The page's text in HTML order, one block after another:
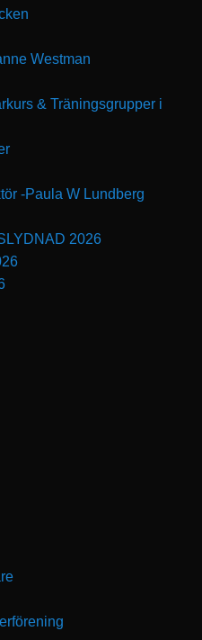
Westman
& Träningsgrupper i
-Paula W Lundberg
2026